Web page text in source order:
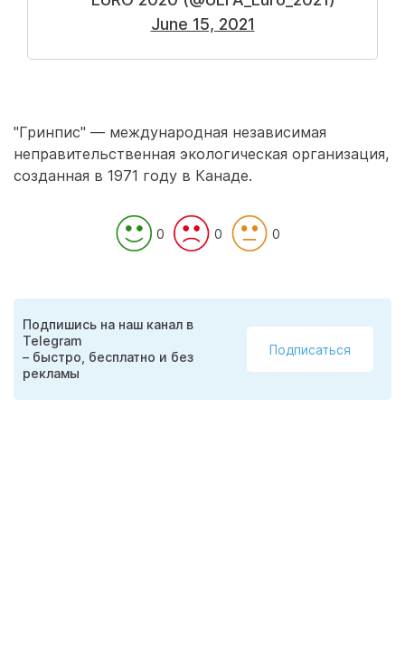
June 15, 2021
"Гринпис" — международная независимая
неправительственная экологическая организация,
созданная в 1971 году в Канаде.
0 0 0
Подпишись на наш канал в
Telegram
– быстро, бесплатно и без
рекламы
Подписаться